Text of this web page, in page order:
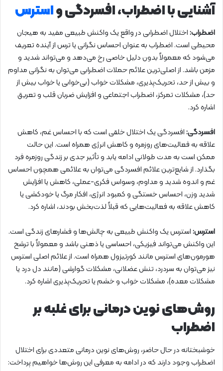
آشنایی با اضطراب، افسردگی واسترس
اضطراب:اختلال اضطرابی در واقع یک واکنش طبیعی مفید به هیجان
محیطی است. اضطراب به عنوان احساس نگرانی یا ترس از آینده تعریف
می‌شود که معمولاً بدون دلیل خاصی رخ می‌دهد و می‌تواند شدید و
مزمن باشد. از اصلی‌ترین علائم حملات اضطرابی می‌توان به نگرانی مداوم
و بیش از حد، تحریک‌پذیری، مشکلات خواب (بی‌خوابی یا خواب بیش از
حد)، مشکلات تمرکز، اضطراب اجتماعی و افزایش ضربان قلب و تعریق
اشاره کرد.
افسردگی:افسردگی یک اختلال خلقی است که با احساس غم، کاهش
علاقه به فعالیت‌های روزمره و کاهش انرژی همراه است. این حالت
ممکن است به مدت طولانی ادامه یابد و تأثیر جدی بر زندگی روزمره فرد
بگذارد. از شایع‌ترین علائم افسردگی می‌توان به علائمی همچون احساس
غم و اندوه شدید و مداوم، وسواس فکری-عملی، کاهش یا افزایش
شدید وزن، احساس خستگی و کمبود انرژی، افکار مرگ یا خودکشی یا
کاهش علاقه به فعالیت‌هایی که قبلاً لذت‌بخش بودند، اشاره کرد.
استرس:استرس یک واکنش طبیعی به چالش‌ها و فشارهای زندگی است.
این واکنش می‌تواند فیزیکی، احساسی یا ذهنی باشد و معمولاً با ترشح
هورمون‌های استرس مانند کورتیزول همراه است. از علائم اصلی استرس
نیز می‌توان به سردرد، تنش عضلانی، مشکلات گوارشی (مانند دل درد یا
مشکلات معده)، مشکلات خواب و خشم یا تحریک‌پذیری اشاره کرد.
روش‌های نوین درمانی برای غلبه بر
اضطراب
خوشبختانه در حال حاضر، روش‌های نوین درمانی متعددی برای اختلال
اضطراب وجود دارند که در ادامه به معرفی این روش‌ها خواهیم پرداخت: